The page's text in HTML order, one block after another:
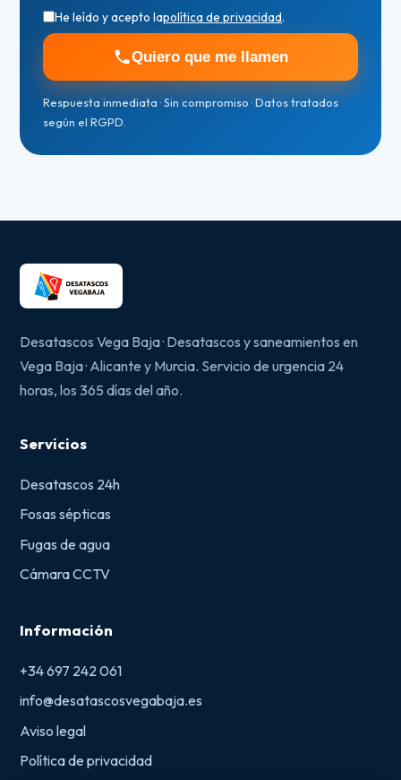
He leído y acepto lapolítica de privacidad.
Quiero que me llamen
Respuesta inmediata · Sin compromiso · Datos tratados
según el RGPD.
Desatascos Vega Baja · Desatascos y saneamientos en
Vega Baja · Alicante y Murcia. Servicio de urgencia 24
horas, los 365 días del año.
Servicios
Desatascos 24h
Fosas sépticas
Fugas de agua
Cámara CCTV
Información
+34 697 242 061
info@desatascosvegabaja.es
Aviso legal
Política de privacidad